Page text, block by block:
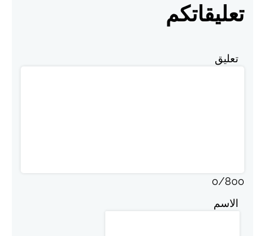
تعليقاتكم
تعليق
0/800
الاسم